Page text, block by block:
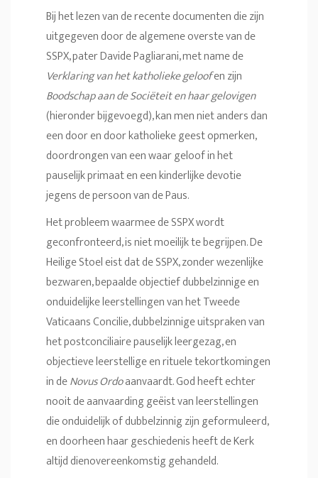
Bij het lezen van de recente documenten die zijn
uitgegeven door de algemene overste van de
SSPX, pater Davide Pagliarani, met name de
Verklaring van het katholieke geloofen zijn
Boodschap aan de Sociëteit en haar gelovigen
(hieronder bijgevoegd), kan men niet anders dan
een door en door katholieke geest opmerken,
doordrongen van een waar geloof in het
pauselijk primaat en een kinderlijke devotie
jegens de persoon van de Paus.
Het probleem waarmee de SSPX wordt
geconfronteerd, is niet moeilijk te begrijpen. De
Heilige Stoel eist dat de SSPX, zonder wezenlijke
bezwaren, bepaalde objectief dubbelzinnige en
onduidelijke leerstellingen van het Tweede
Vaticaans Concilie, dubbelzinnige uitspraken van
het postconciliaire pauselijk leergezag, en
objectieve leerstellige en rituele tekortkomingen
in deNovus Ordoaanvaardt. God heeft echter
nooit de aanvaarding geëist van leerstellingen
die onduidelijk of dubbelzinnig zijn geformuleerd,
en doorheen haar geschiedenis heeft de Kerk
altijd dienovereenkomstig gehandeld.